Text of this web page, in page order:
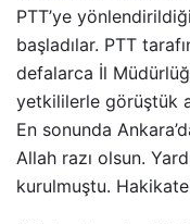
PTT’ye
başladılar. PTT
defalarca İl
yetkililerle görüştük
En sonunda
Allah razı olsun.
kurulmuştu.